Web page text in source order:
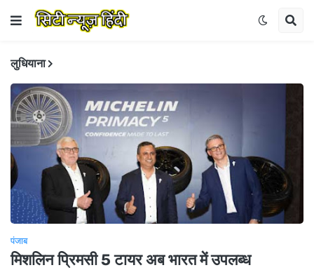
लुधियाना
पंजाब
मिशलिन प्रिमसी 5 टायर अब भारत में उपलब्ध